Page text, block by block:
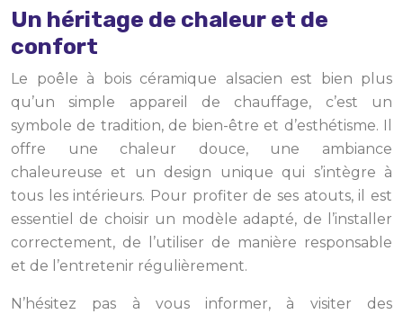
Un héritage de chaleur et de
confort
Le poêle à bois céramique alsacien est bien plus
qu’un simple appareil de chauffage, c’est un
symbole de tradition, de bien-être et d’esthétisme. Il
offre une chaleur douce, une ambiance
chaleureuse et un design unique qui s’intègre à
tous les intérieurs. Pour profiter de ses atouts, il est
essentiel de choisir un modèle adapté, de l’installer
correctement, de l’utiliser de manière responsable
et de l’entretenir régulièrement.
N’hésitez pas à vous informer, à visiter des